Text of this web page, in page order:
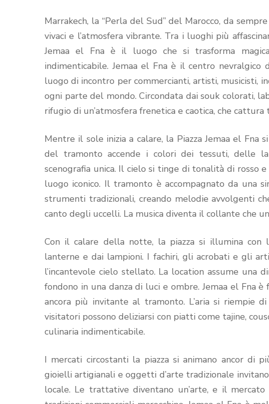
Marrakech, la “Perla del Sud” del Marocco, da
vivaci e l’atmosfera vibrante. Tra i luoghi più
Jemaa el Fna è il luogo che si trasforma
indimenticabile. Jemaa el Fna è il centro nevralgico
luogo di incontro per commercianti, artisti, musicisti,
ogni parte del mondo. Circondata dai souk colorati,
rifugio di un’atmosfera frenetica e caotica, che
Mentre il sole inizia a calare, la Piazza Jemaa el Fna
del tramonto accende i colori dei tessuti, delle
scenografia unica. Il cielo si tinge di tonalità di rosso
luogo iconico. Il tramonto è accompagnato da una
strumenti tradizionali, creando melodie avvolgenti
canto degli uccelli. La musica diventa il collante che
Con il calare della notte, la piazza si illumina con
lanterne e dai lampioni. I fachiri, gli acrobati e gli
l’incantevole cielo stellato. La location assume una
fondono in una danza di luci e ombre. Jemaa el Fna
ancora più invitante al tramonto. L’aria si riempie
visitatori possono deliziarsi con piatti come tajine,
culinaria indimenticabile.
I mercati circostanti la piazza si animano ancor di
gioielli artigianali e oggetti d’arte tradizionale
locale. Le trattative diventano un’arte, e il